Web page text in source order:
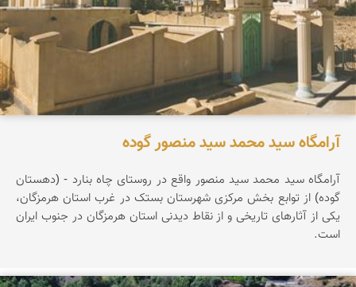
آرامگاه سید محمد سید منصور گوده
آرامگاه سید محمد سید منصور واقع در روستای چاه بنارد - (دهستان
گوده) از توابع بخش مرکزی شهرستان بستک در غرب استان هرمزگان،
یکی از آثارهای تاریخی و از نقاط دیدنی استان هرمزگان در جنوب ایران
است.